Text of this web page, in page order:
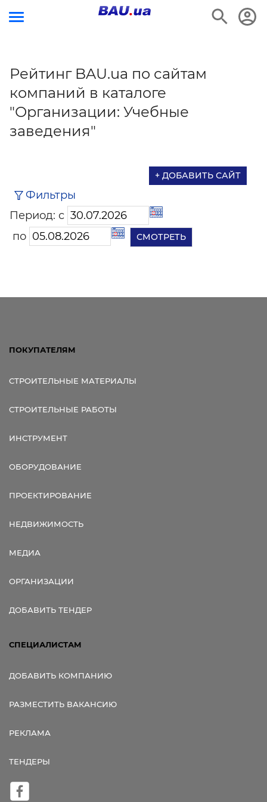
Рейтинг BAU.ua по сайтам
компаний в каталоге
"Организации: Учебные
заведения"
+ ДОБАВИТЬ САЙТ
Фильтры
Период: с
по
ПОКУПАТЕЛЯМ
СТРОИТЕЛЬНЫЕ МАТЕРИАЛЫ
СТРОИТЕЛЬНЫЕ РАБОТЫ
ИНСТРУМЕНТ
ОБОРУДОВАНИЕ
ПРОЕКТИРОВАНИЕ
НЕДВИЖИМОСТЬ
МЕДИА
ОРГАНИЗАЦИИ
ДОБАВИТЬ ТЕНДЕР
СПЕЦИАЛИСТАМ
ДОБАВИТЬ КОМПАНИЮ
РАЗМЕСТИТЬ ВАКАНСИЮ
РЕКЛАМА
ТЕНДЕРЫ